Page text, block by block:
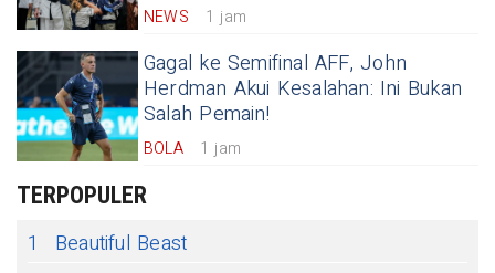
NEWS 1 jam
Gagal ke Semifinal AFF, John
Herdman Akui Kesalahan: Ini Bukan
Salah Pemain!
BOLA 1 jam
TERPOPULER
1 Beautiful Beast